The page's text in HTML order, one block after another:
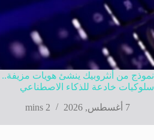
نموذج من أنثروبيك ينشئ هويات
سلوكيات خادعة للذكاء الاصطناعي
7 أغسطس, 2026
2 mins